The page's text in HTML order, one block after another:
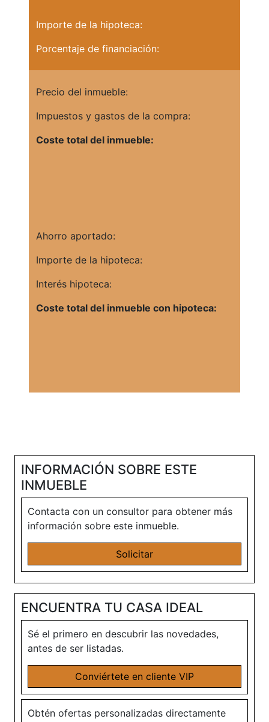
Importe de la hipoteca:
Porcentaje de financiación:
Precio del inmueble:
Impuestos y gastos de la compra:
Coste total del inmueble:
Ahorro aportado:
Importe de la hipoteca:
Interés hipoteca:
Coste total del inmueble con hipoteca:
INFORMACIÓN SOBRE ESTE
INMUEBLE
Contacta con un consultor para obtener más
información sobre este inmueble.
Solicitar
ENCUENTRA TU CASA IDEAL
Sé el primero en descubrir las novedades,
antes de ser listadas.
Conviértete en cliente VIP
Obtén ofertas personalizadas directamente